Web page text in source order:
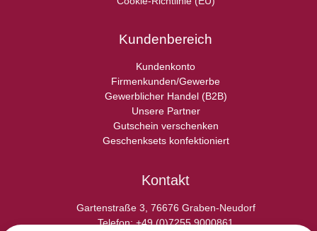
Kundenbereich
Kundenkonto
Firmenkunden/Gewerbe
Gewerblicher Handel (B2B)
Unsere Partner
Gutschein verschenken
Geschenksets konfektioniert
Kontakt
Gartenstraße 3, 76676 Graben-Neudorf
Telefon: +49 (0)7255 9000861